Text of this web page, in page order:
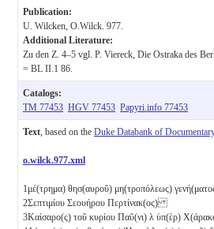
Publication:
U. Wilcken, O.Wilck. 977.
Additional Literature:
Zu den Z. 4–5 vgl. P. Viereck, Die Ostraka des
= BL II.1 86.
Catalogs:
TM 77453 HGV 77453 Papyri.info 77453
Text , based on the Duke Databank of
o.wilck.977.xml
1 μέ(τρημα) θησ(αυροῦ) μη(τροπόλεως)
2Σεπτιμίου Σεουήρου Περτίνακ(ος)
3Καίσαρο(ς) τοῦ κυρίου Παῦ(νι) λ ὑπ(ὲρ)